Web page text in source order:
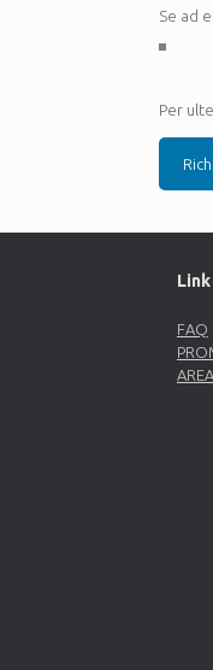
Se ad
Per
FAQ